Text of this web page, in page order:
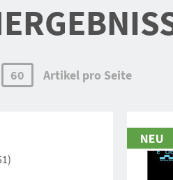
60 Artikel pro Seite